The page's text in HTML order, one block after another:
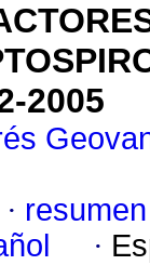
2005
·
·